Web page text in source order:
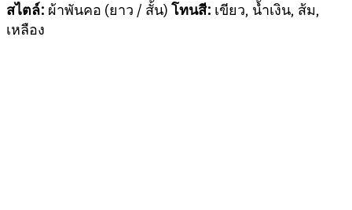
สไตล์: ผ้าพันคอ (ยาว / สั้น) โทนสี: เขียว, น้ำเงิน, ส้ม,
เหลือง